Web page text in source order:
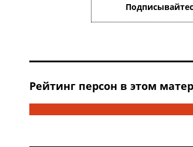
Рейтинг персон в этом